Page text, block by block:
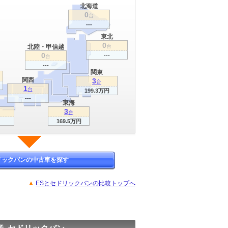
関東
3台
199.3万円
関西
1台
---
東海
3台
169.5万円
北海道
0台
---
東北
0台
---
北陸・甲信越
0台
---
ックバンの中古車を探す
ESとセドリックバンの比較トップへ